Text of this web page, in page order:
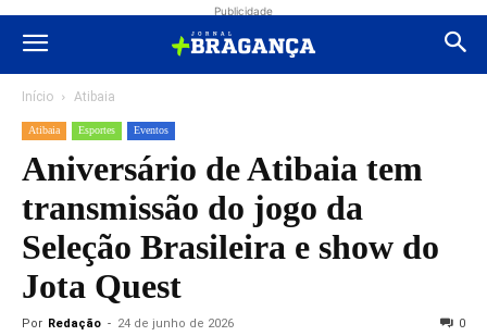
Publicidade
Início Atibaia
Atibaia Esportes Eventos
Aniversário de Atibaia tem
transmissão do jogo da
Seleção Brasileira e show do
Jota Quest
Por Redação - 24 de junho de 2026 0